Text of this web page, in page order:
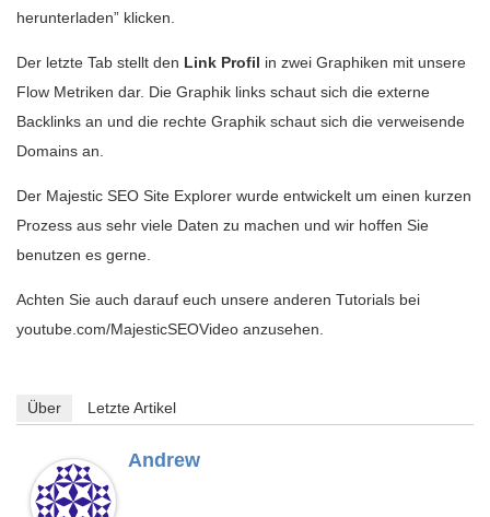
herunterladen” klicken.
Der letzte Tab stellt den Link Profil in zwei Graphiken mit unsere
Flow Metriken dar. Die Graphik links schaut sich die externe
Backlinks an und die rechte Graphik schaut sich die verweisende
Domains an.
Der Majestic SEO Site Explorer wurde entwickelt um einen kurzen
Prozess aus sehr viele Daten zu machen und wir hoffen Sie
benutzen es gerne.
Achten Sie auch darauf euch unsere anderen Tutorials bei
youtube.com/MajesticSEOVideo anzusehen.
Über Letzte Artikel
Andrew